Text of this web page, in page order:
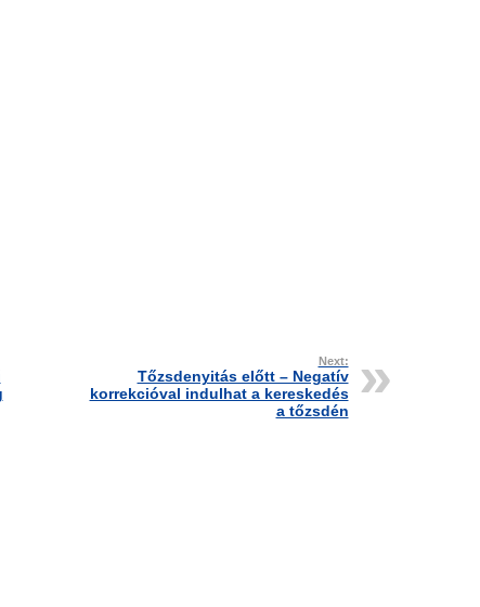
Next:
Tőzsdenyitás előtt – Negatív
korrekcióval indulhat a kereskedés
a tőzsdén